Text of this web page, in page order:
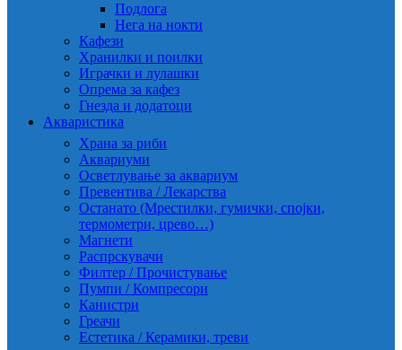
Подлога
Нега на нокти
Кафези
Хранилки и поилки
Играчки и лулашки
Опрема за кафез
Гнезда и додатоци
Акваристика
Храна за риби
Аквариуми
Осветлување за аквариум
Превентива / Лекарства
Останато (Мрестилки, гумички, спојки,
термометри, црево…)
Магнети
Распрскувачи
Филтер / Прочистување
Пумпи / Компресори
Канистри
Греачи
Естетика / Керамики, треви